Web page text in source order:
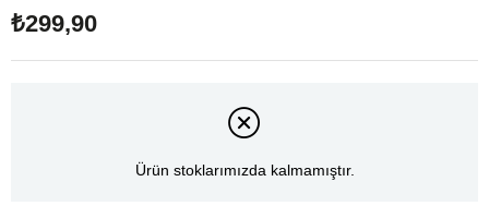
₺299,90
Ürün stoklarımızda kalmamıştır.